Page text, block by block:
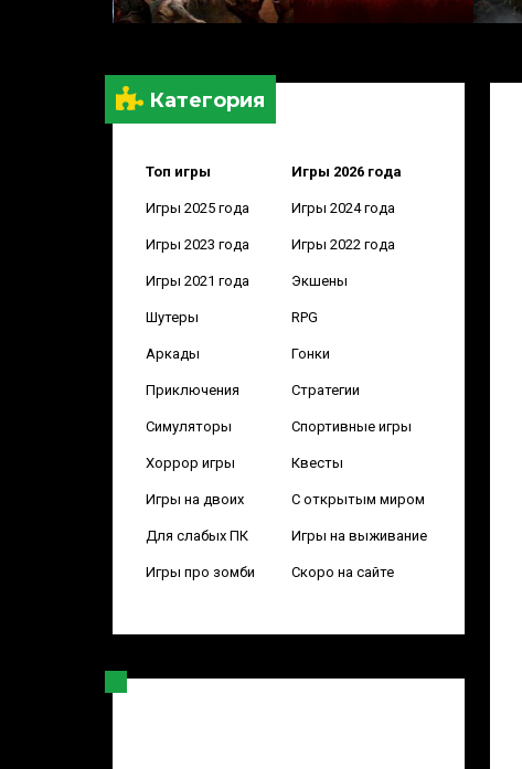
Категория
Топ игры Игры 2026 года
Игры 2025 года Игры 2024 года
Игры 2023 года Игры 2022 года
Игры 2021 года Экшены
Шутеры RPG
Аркады Гонки
Приключения Стратегии
Симуляторы Спортивные игры
Хоррор игры Квесты
Игры на двоих С открытым миром
Для слабых ПК Игры на выживание
Игры про зомби Скоро на сайте